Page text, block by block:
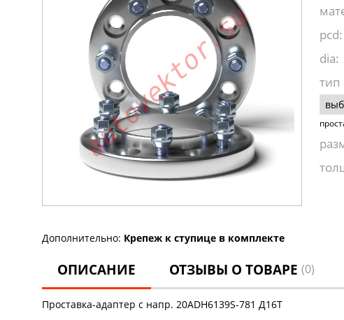
pcd:
dia:
тип
Дополнительно: Крепеж к ступице в комплекте
ОПИСАНИЕ ОТЗЫВЫ О ТОВАРЕ (0)
Проставка-адаптер с напр. 20ADH6139S-781 Д16Т